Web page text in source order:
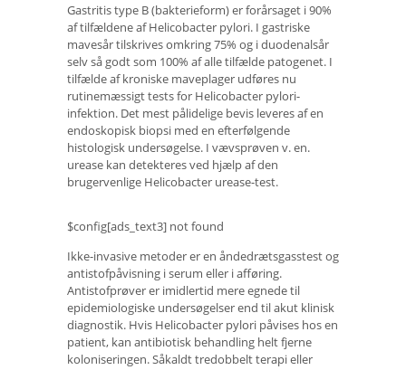
Gastritis type B (bakterieform) er forårsaget i 90%
af tilfældene af Helicobacter pylori. I gastriske
mavesår tilskrives omkring 75% og i duodenalsår
selv så godt som 100% af alle tilfælde patogenet. I
tilfælde af kroniske maveplager udføres nu
rutinemæssigt tests for Helicobacter pylori-
infektion. Det mest pålidelige bevis leveres af en
endoskopisk biopsi med en efterfølgende
histologisk undersøgelse. I vævsprøven v. en.
urease kan detekteres ved hjælp af den
brugervenlige Helicobacter urease-test.
$config[ads_text3] not found
Ikke-invasive metoder er en åndedrætsgasstest og
antistofpåvisning i serum eller i afføring.
Antistofprøver er imidlertid mere egnede til
epidemiologiske undersøgelser end til akut klinisk
diagnostik. Hvis Helicobacter pylori påvises hos en
patient, kan antibiotisk behandling helt fjerne
koloniseringen. Såkaldt tredobbelt terapi eller